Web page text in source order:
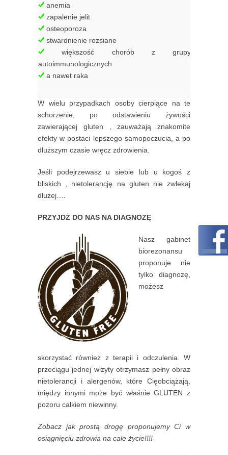
anemia
zapalenie jelit
osteoporoza
stwardnienie rozsiane
większość chorób z grupy
autoimmunologicznych
a nawet raka
W wielu przypadkach osoby cierpiące na te
schorzenie, po odstawieniu żywości
zawierającej gluten , zauważają znakomite
efekty w postaci lepszego samopoczucia, a po
dłuższym czasie wręcz zdrowienia.
Jeśli podejrzewasz u siebie lub u kogoś z
bliskich , nietolerancję na gluten nie zwlekaj
dłużej….
PRZYJDŻ DO NAS NA DIAGNOZĘ
Nasz gabinet
biorezonansu
proponuje nie
tylko diagnozę,
możesz
skorzystać również z terapii i odczulenia. W
przeciągu jednej wizyty otrzymasz pełny obraz
nietolerancji i alergenów, które Cięobciążają,
między innymi może być właśnie GLUTEN z
pozoru całkiem niewinny.
Zobacz jak prostą drogę proponujemy Ci w
osiągnięciu zdrowia na całe życie!!!!